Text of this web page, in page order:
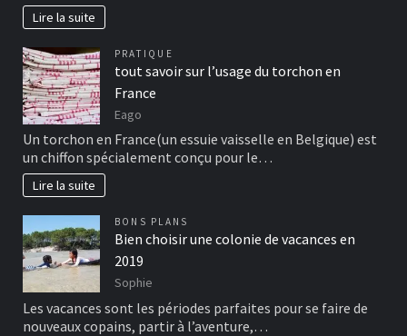
Lire la suite
PRATIQUE
tout savoir sur l’usage du torchon en
France
Eago
Un torchon en France(un essuie vaisselle en Belgique) est
un chiffon spécialement conçu pour le…
Lire la suite
BONS PLANS
Bien choisir une colonie de vacances en
2019
Sophie
Les vacances sont les périodes parfaites pour se faire de
nouveaux copains, partir à l’aventure,…